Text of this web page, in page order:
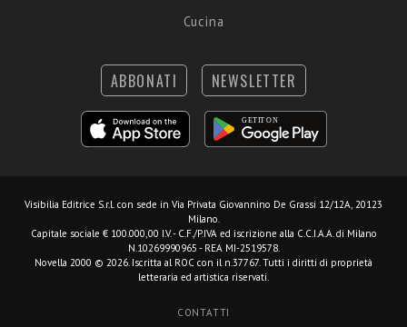
Cucina
ABBONATI NEWSLETTER
Visibilia Editrice S.r.l. con sede in Via Privata Giovannino De Grassi 12/12A, 20123
Milano.
Capitale sociale € 100.000,00 I.V. - C.F./P.IVA ed iscrizione alla C.C.I.A.A. di Milano
N.10269990965 - REA MI-2519578.
Novella 2000 © 2026. Iscritta al ROC con il n.37767. Tutti i diritti di proprietà
letteraria ed artistica riservati.
CONTATTI